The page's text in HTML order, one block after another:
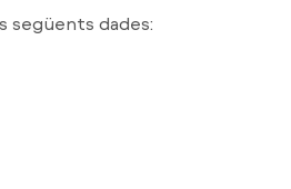
següents dades: